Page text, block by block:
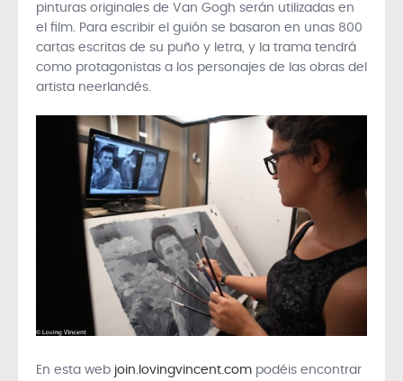
pinturas originales de Van Gogh serán utilizadas en
el film. Para escribir el guión se basaron en unas 800
cartas escritas de su puño y letra, y la trama tendrá
como protagonistas a los personajes de las obras del
artista neerlandés.
En esta web join.lovingvincent.com podéis encontrar